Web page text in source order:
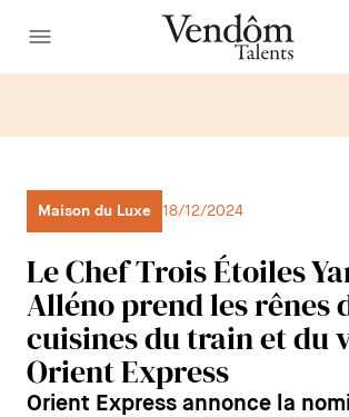
Maison du Luxe 18/12/2024
Le Chef Trois Étoiles
Alléno prend les rênes
cuisines du train et du
Orient Express
Orient Express annonce la